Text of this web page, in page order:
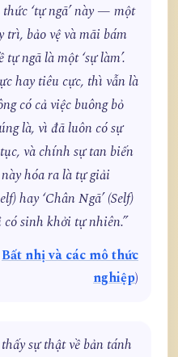
‘tự ngã’ này — một
trì, bảo vệ và mãi bám
ngã là một ‘sự làm’.
hay tiêu cực, thì vẫn là
có cả việc buông bỏ
là, vì đã luôn có sự
và chính sự tan biến
hóa ra là tự giải
hay ‘Chân Ngã’ (Self)
có sinh khởi tự nhiên.”
Bất nhị và các mô thức
nghiệp)
sự thật về bản tánh